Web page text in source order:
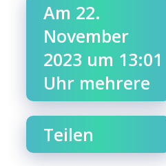
Am 22.
November
2023 um 13:01
Uhr mehrere
Teilen